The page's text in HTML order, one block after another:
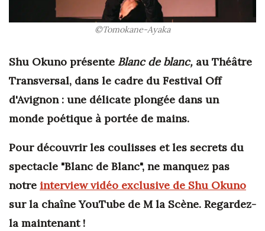
©Tomokane-Ayaka
Shu Okuno présente Blanc de blanc, au Théâtre
Transversal, dans le cadre du Festival Off
d'Avignon : une délicate plongée dans un
monde poétique à portée de mains.
Pour découvrir les coulisses et les secrets du
spectacle "Blanc de Blanc", ne manquez pas
notre interview vidéo exclusive de Shu Okuno
sur la chaîne YouTube de M la Scène. Regardez-
la maintenant !